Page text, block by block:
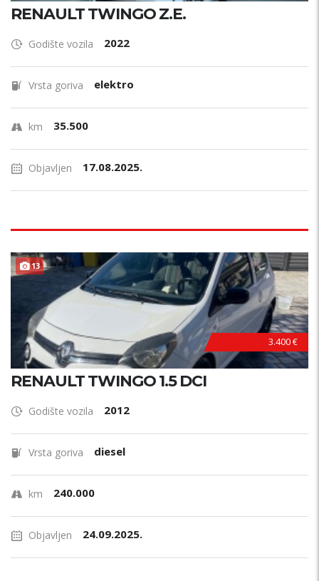
RENAULT TWINGO Z.E.
Godište vozila 2022
Vrsta goriva elektro
km 35.500
Objavljen 17.08.2025.
13
3.400 €
RENAULT TWINGO 1.5 DCI
Godište vozila 2012
Vrsta goriva diesel
km 240.000
Objavljen 24.09.2025.